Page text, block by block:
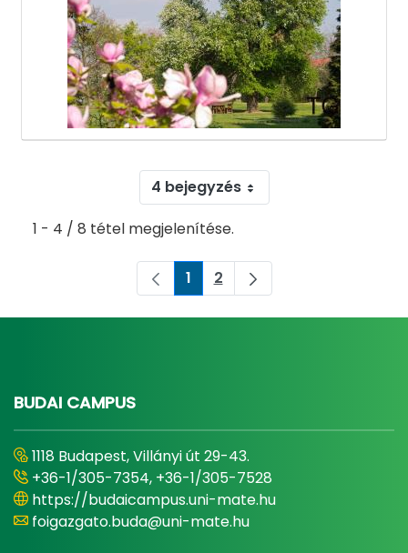
4 bejegyzés
1 - 4 / 8 tétel megjelenítése.
Oldal
1 Oldal
2
BUDAI CAMPUS
1118 Budapest, Villányi út 29-43.
+36-1/305-7354, +36-1/305-7528
https://budaicampus.uni-mate.hu
foigazgato.buda@uni-mate.hu